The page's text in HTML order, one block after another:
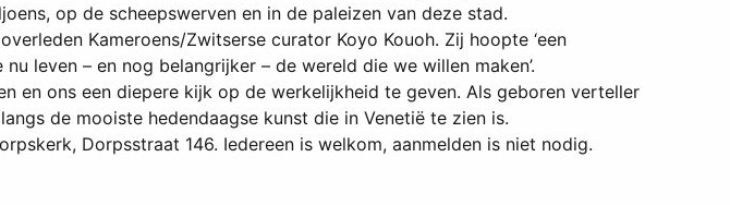
op de scheepswerven en in de paleizen van deze stad.
Kameroens/Zwitserse curator Koyo Kouoh. Zij hoopte ‘een
leven – en nog belangrijker – de wereld die we willen maken’.
en ons een diepere kijk op de werkelijkheid te geven. Als geboren verteller
de mooiste hedendaagse kunst die in Venetië te zien is.
Dorpsstraat 146. Iedereen is welkom, aanmelden is niet nodig.